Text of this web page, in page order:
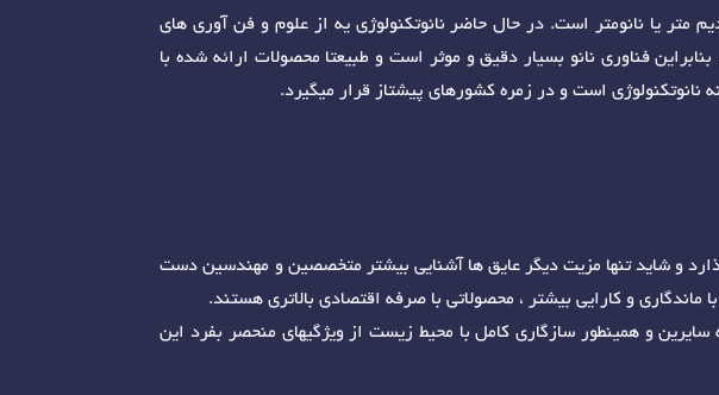
متر یا نانومتر است. در حال حاضر نانوتکنولوژی یه از علوم و فن آوری های
فناوری نانو بسیار دقیق و موثر است و طبیعتا محصولات ارائه شده با
نانوتکنولوژی است و در زمره کشورهای پیشتاز قرار میگیرد.
و شاید تنها مزیت دیگر عایق ها آشنایی بیشتر متخصصین و مهندسین دست
ماندگاری و کارایی بیشتر ، محصولاتی با صرفه اقتصادی بالاتری هستند.
سهولت اجرا، خواص ضد خزه و جلبک، تحمل فشار مثبت و منفی بالا، تحمل گرمای بسیار بالاتر نسبت به سایرین و همینطور سازگاری کامل با محیط زیست از ویژگی‎های منحصر بفرد این